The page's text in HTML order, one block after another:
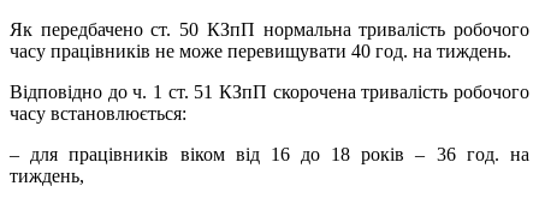
Як передбачено ст. 50 КЗпП нормальна тривалість робочого
часу працівників не може перевищувати 40 год. на тиждень.
Відповідно до ч. 1 ст. 51 КЗпП скорочена тривалість робочого
часу встановлюється:
– для працівників віком від 16 до 18 років – 36 год. на
тиждень,